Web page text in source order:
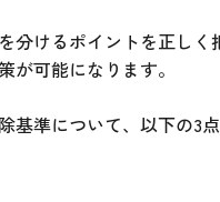
分けるポイントを正しく
が可能になります。
基準について、以下の3